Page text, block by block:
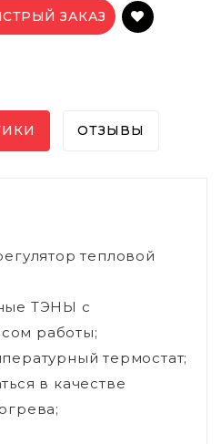
ЗАКАЗ
ОТЗЫВЫ
тепловой
ТЭНЫ с
работы;
термостат;
в качестве